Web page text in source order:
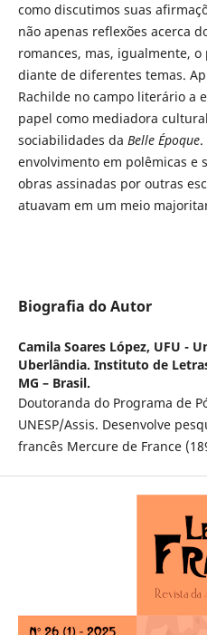
como discutimos suas
não apenas reflexões acerca
romances, mas, igualmente,
diante de diferentes temas.
Rachilde no campo literário a
papel como mediadora
sociabilidades da Belle Époque.
envolvimento em polêmicas e
obras assinadas por outras
atuavam em um meio
Biografia do Autor
Camila Soares López, UFU -
Uberlândia. Instituto de
MG – Brasil.
Doutoranda do Programa de
UNESP/Assis. Desenvolve
francês Mercure de France